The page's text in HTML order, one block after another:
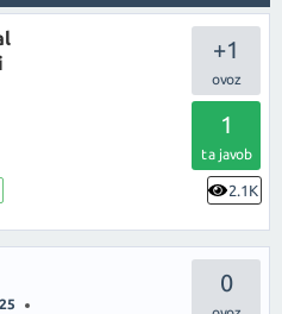
+1
1
ta javob
2.1K
0